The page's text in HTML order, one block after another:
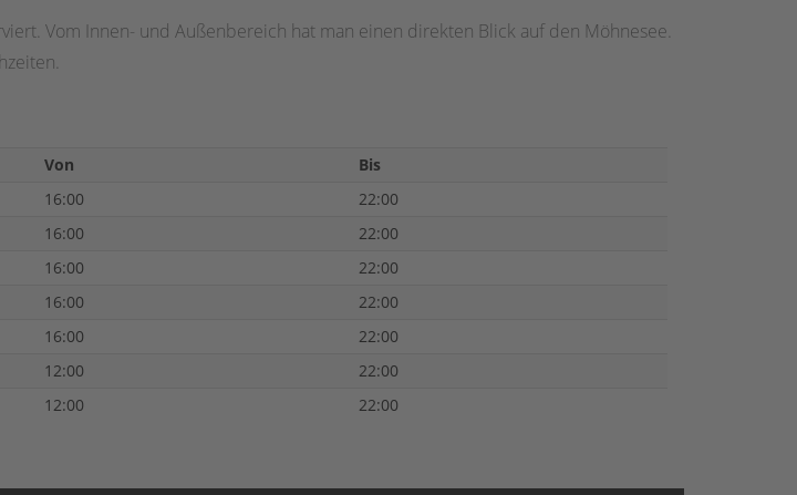
Vom Innen- und Außenbereich hat man einen direkten Blick auf den Möhnesee.
Von
Bis
16:00
22:00
16:00
22:00
16:00
22:00
16:00
22:00
16:00
22:00
12:00
22:00
12:00 22:00